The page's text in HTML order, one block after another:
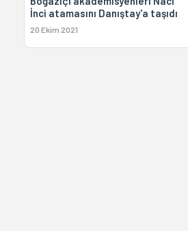
İnci atamasını Danıştay'a taşıdı
20 Ekim 2021